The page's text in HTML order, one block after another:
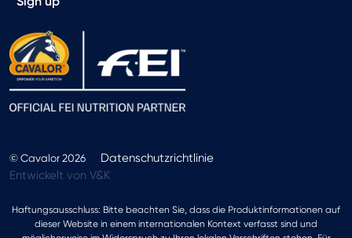
© Cavalor 2026
Datenschutzrichtlinie
Entwickelt von V&K
Haftungsausschluss: Bitte beachten Sie, dass die Produktinformationen auf
dieser Website in einem internationalen Kontext verfasst sind und